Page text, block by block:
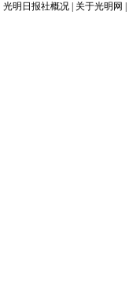
光明日报社概况 关于光明网